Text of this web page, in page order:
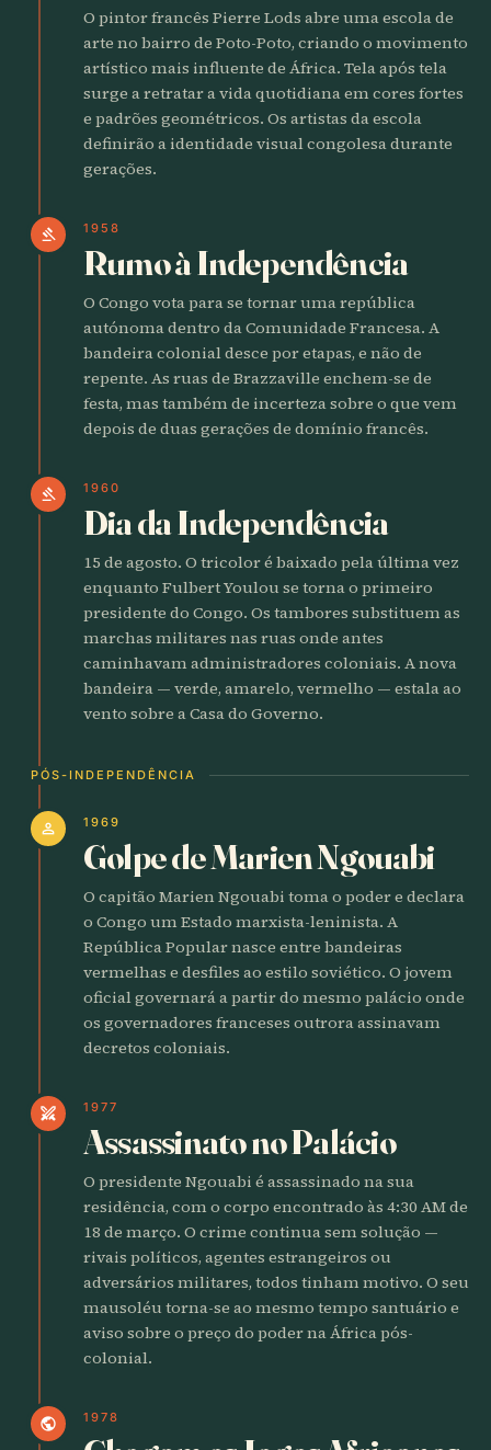
O pintor francês Pierre Lods abre uma escola de
arte no bairro de Poto-Poto, criando o movimento
artístico mais influente de África. Tela após tela
surge a retratar a vida quotidiana em cores fortes
e padrões geométricos. Os artistas da escola
definirão a identidade visual congolesa durante
gerações.
gavel 1958
Rumo à Independência
O Congo vota para se tornar uma república
autónoma dentro da Comunidade Francesa. A
bandeira colonial desce por etapas, e não de
repente. As ruas de Brazzaville enchem-se de
festa, mas também de incerteza sobre o que vem
depois de duas gerações de domínio francês.
gavel 1960
Dia da Independência
15 de agosto. O tricolor é baixado pela última vez
enquanto Fulbert Youlou se torna o primeiro
presidente do Congo. Os tambores substituem as
marchas militares nas ruas onde antes
caminhavam administradores coloniais. A nova
bandeira — verde, amarelo, vermelho — estala ao
vento sobre a Casa do Governo.
PÓS-INDEPENDÊNCIA
person 1969
Golpe de Marien Ngouabi
O capitão Marien Ngouabi toma o poder e declara
o Congo um Estado marxista-leninista. A
República Popular nasce entre bandeiras
vermelhas e desfiles ao estilo soviético. O jovem
oficial governará a partir do mesmo palácio onde
os governadores franceses outrora assinavam
decretos coloniais.
swords 1977
Assassinato no Palácio
O presidente Ngouabi é assassinado na sua
residência, com o corpo encontrado às 4:30 AM de
18 de março. O crime continua sem solução —
rivais políticos, agentes estrangeiros ou
adversários militares, todos tinham motivo. O seu
mausoléu torna-se ao mesmo tempo santuário e
aviso sobre o preço do poder na África pós-
colonial.
public 1978